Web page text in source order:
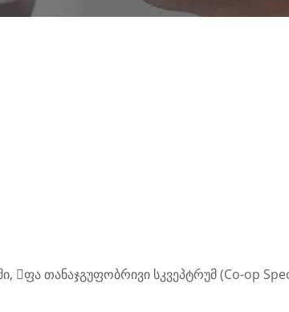
᳹ფა თანაჯგუფობრივი სკვეპტრუმ (Co-op